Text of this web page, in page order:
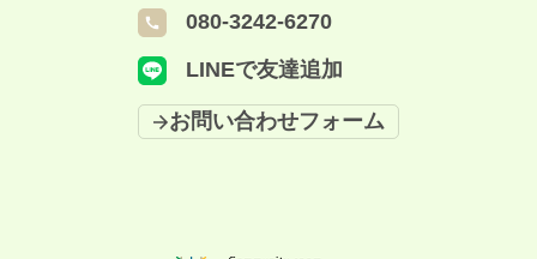
080-3242-6270
LINEで友達追加
お問い合わせフォーム